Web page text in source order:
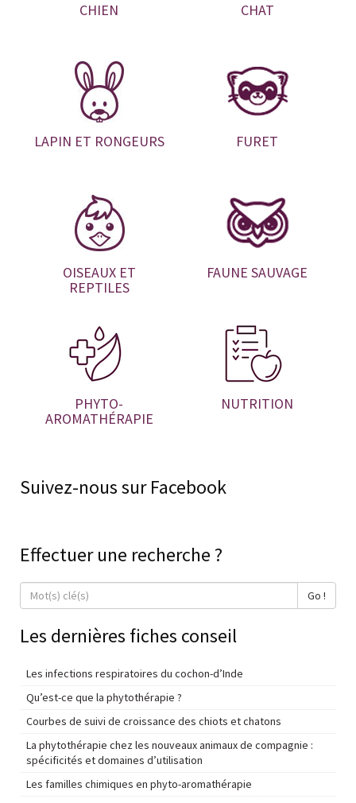
CHIEN CHAT
LAPIN ET RONGEURS FURET
OISEAUX ET
REPTILES
FAUNE SAUVAGE
PHYTO-
AROMATHÉRAPIE
NUTRITION
Suivez-nous sur Facebook
Effectuer une recherche ?
Go !
Les dernières fiches conseil
Les infections respiratoires du cochon-d’Inde
Qu’est-ce que la phytothérapie ?
Courbes de suivi de croissance des chiots et chatons
La phytothérapie chez les nouveaux animaux de compagnie :
spécificités et domaines d’utilisation
Les familles chimiques en phyto-aromathérapie